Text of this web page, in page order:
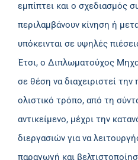
εμπίπτει και ο σχεδιασμός
περιλαμβάνουν κίνηση ή
υπόκεινται σε υψηλές
Έτσι, ο Διπλωματούχος
σε θέση να διαχειριστεί
ολιστικό τρόπο, από τη
αντικείμενο, μέχρι την
διεργασιών για να
παραγωγή και